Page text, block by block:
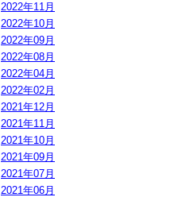
2022年11月
2022年10月
2022年09月
2022年08月
2022年04月
2022年02月
2021年12月
2021年11月
2021年10月
2021年09月
2021年07月
2021年06月